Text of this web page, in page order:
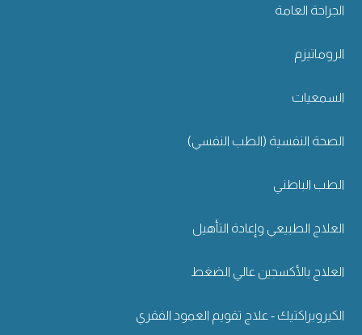
الجراحة العامة
الروماتيزم
السمعيات
الصحة النفسية (الطب النفسي)
الطب الباطني
العلاج الطبيعي وإعادة التأهيل
العلاج بالأكسجين عالي الضغط
الكيروبراكتيك - علاج تقويم العمود الفقري